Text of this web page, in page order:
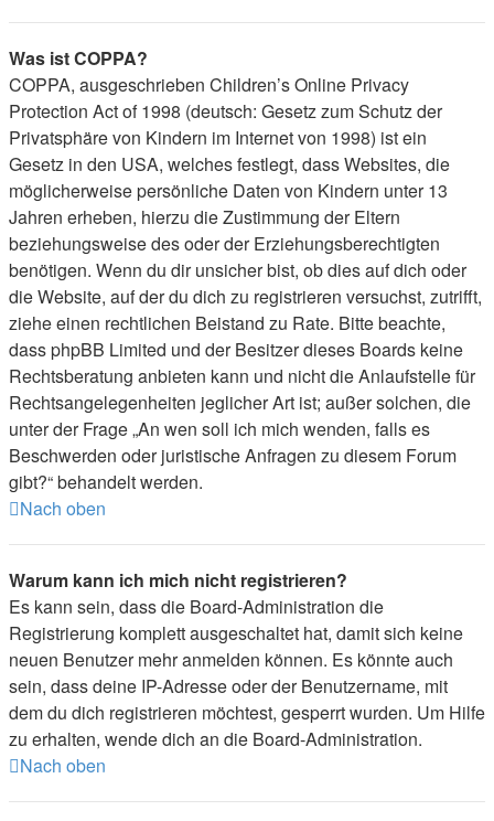
Was ist COPPA?
COPPA, ausgeschrieben Children’s Online Privacy
Protection Act of 1998 (deutsch: Gesetz zum Schutz der
Privatsphäre von Kindern im Internet von 1998) ist ein
Gesetz in den USA, welches festlegt, dass Websites, die
möglicherweise persönliche Daten von Kindern unter 13
Jahren erheben, hierzu die Zustimmung der Eltern
beziehungsweise des oder der Erziehungsberechtigten
benötigen. Wenn du dir unsicher bist, ob dies auf dich oder
die Website, auf der du dich zu registrieren versuchst, zutrifft,
ziehe einen rechtlichen Beistand zu Rate. Bitte beachte,
dass phpBB Limited und der Besitzer dieses Boards keine
Rechtsberatung anbieten kann und nicht die Anlaufstelle für
Rechtsangelegenheiten jeglicher Art ist; außer solchen, die
unter der Frage „An wen soll ich mich wenden, falls es
Beschwerden oder juristische Anfragen zu diesem Forum
gibt?“ behandelt werden.
Nach oben
Warum kann ich mich nicht registrieren?
Es kann sein, dass die Board-Administration die
Registrierung komplett ausgeschaltet hat, damit sich keine
neuen Benutzer mehr anmelden können. Es könnte auch
sein, dass deine IP-Adresse oder der Benutzername, mit
dem du dich registrieren möchtest, gesperrt wurden. Um Hilfe
zu erhalten, wende dich an die Board-Administration.
Nach oben